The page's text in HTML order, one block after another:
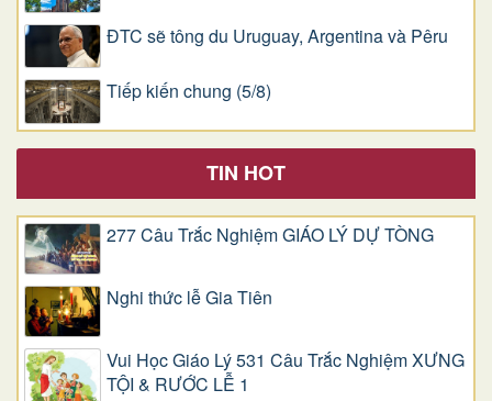
ĐTC sẽ tông du Uruguay, Argentina và Pêru
Tiếp kiến chung (5/8)
TIN HOT
277 Câu Trắc Nghiệm GIÁO LÝ DỰ TÒNG
Nghi thức lễ Gia Tiên
Vui Học Giáo Lý 531 Câu Trắc Nghiệm XƯNG
TỘI & RƯỚC LỄ 1